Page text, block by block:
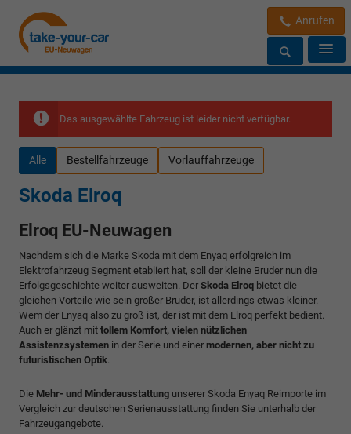
Anrufen
Das ausgewählte Fahrzeug ist leider nicht verfügbar.
Alle Bestellfahrzeuge Vorlauffahrzeuge
Skoda Elroq
Elroq EU-Neuwagen
Nachdem sich die Marke Skoda mit dem Enyaq erfolgreich im
Elektrofahrzeug Segment etabliert hat, soll der kleine Bruder nun die
Erfolgsgeschichte weiter ausweiten. Der Skoda Elroq bietet die
gleichen Vorteile wie sein großer Bruder, ist allerdings etwas kleiner.
Wem der Enyaq also zu groß ist, der ist mit dem Elroq perfekt bedient.
Auch er glänzt mit tollem Komfort, vielen nützlichen
Assistenzsystemen in der Serie und einer modernen, aber nicht zu
futuristischen Optik
Die Mehr- und Minderausstattung unserer Skoda Enyaq Reimporte im
Vergleich zur deutschen Serienausstattung finden Sie unterhalb der
Fahrzeugangebote.